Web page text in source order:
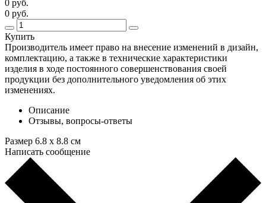
0 руб.
0 руб.
Купить
Производитель имеет право на внесение изменений в дизайн,
комплектацию, а также в технические характеристики
изделия в ходе постоянного совершенствования своей
продукции без дополнительного уведомления об этих
изменениях.
Описание
Отзывы, вопросы-ответы
Размер 6.8 x 8.8 см
Написать сообщение